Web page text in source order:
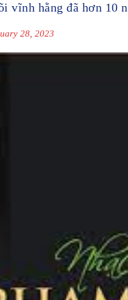
vĩnh hằng đã hơn 10
28, 2023